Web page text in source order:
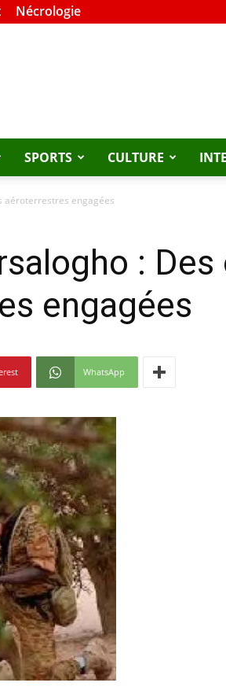
Nécrologie
SPORTS CULTURE
aéroterrestres engagées
: Des
engagées
WhatsApp